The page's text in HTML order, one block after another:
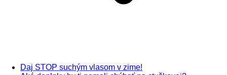
Daj STOP suchým vlasom v zime!